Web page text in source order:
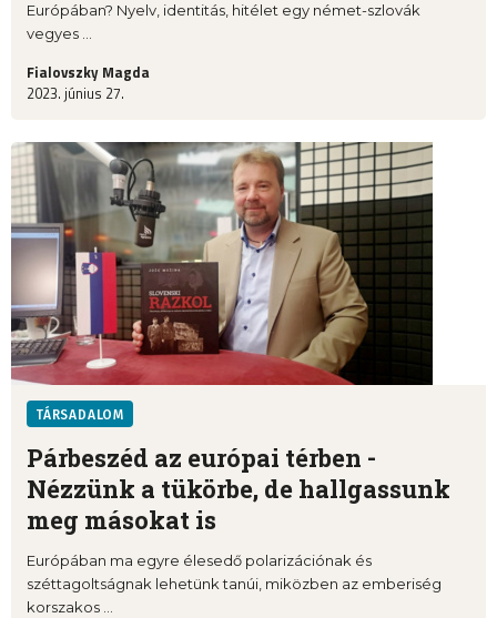
Európában? Nyelv, identitás, hitélet egy német-szlovák
vegyes ...
Fialovszky Magda
2023. június 27.
TÁRSADALOM
Párbeszéd az európai térben -
Nézzünk a tükörbe, de hallgassunk
meg másokat is
Európában ma egyre élesedő polarizációnak és
széttagoltságnak lehetünk tanúi, miközben az emberiség
korszakos ...